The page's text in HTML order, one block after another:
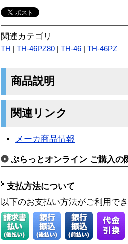
関連カテゴリ
TH TH-46PZ80 TH-46 TH-46PZ
商品説明
関連リンク
メーカ商品情報
ぷらっとオンライン ご購入の
支払方法について
以下のお支払い方法がご利用で